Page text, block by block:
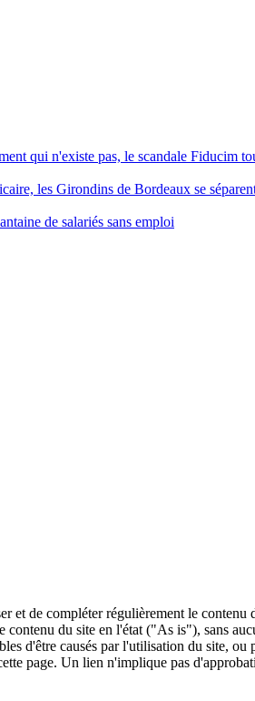
qui n'existe pas, le scandale Fiducim
les Girondins de Bordeaux se
de salariés sans emploi
et de compléter régulièrement le
du site en l'état ("As is"), sans
d'être causés par l'utilisation du site,
page. Un lien n'implique pas